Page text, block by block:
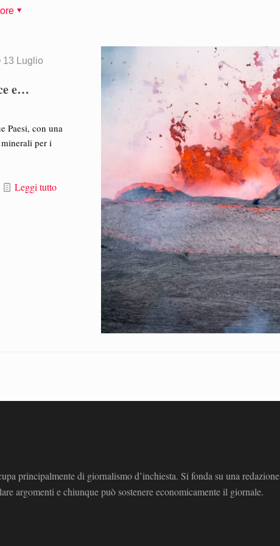
13 Luglio
e…
Paesi, con una
per i
Leggi tutto
principalmente di giornalismo d’inchiesta. Si fonda su una redazione
argomenti e chiunque può sostenere economicamente il giornale.